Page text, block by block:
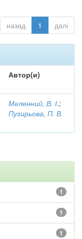
назад 1 далі
Автор(и)
Меленний, В. І.;
Пузирьова, П. В.
1
1
1